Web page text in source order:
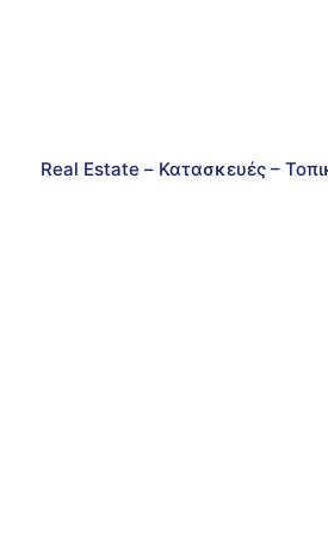
Real Estate – Κατασκευές –